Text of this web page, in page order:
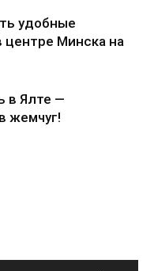
удобные
центре Минска на
в Ялте —
жемчуг!